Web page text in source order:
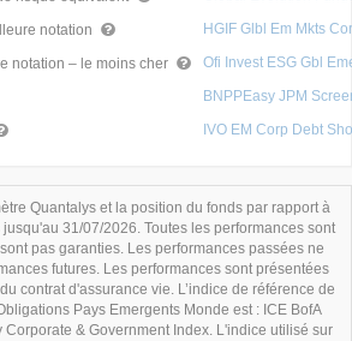
notation HGIF Glbl Em Mkts
notation – le moins cher Ofi Invest ESG Gbl
BNPPEasy JPM
IVO EM Corp Debt
Quantalys et la position du fonds par rapport à
31/07/2026. Toutes les performances sont
pas garanties. Les performances passées ne
futures. Les performances sont présentées
contrat d'assurance vie. L’indice de référence de
Pays Emergents Monde est : ICE BofA
& Government Index. L'indice utilisé sur